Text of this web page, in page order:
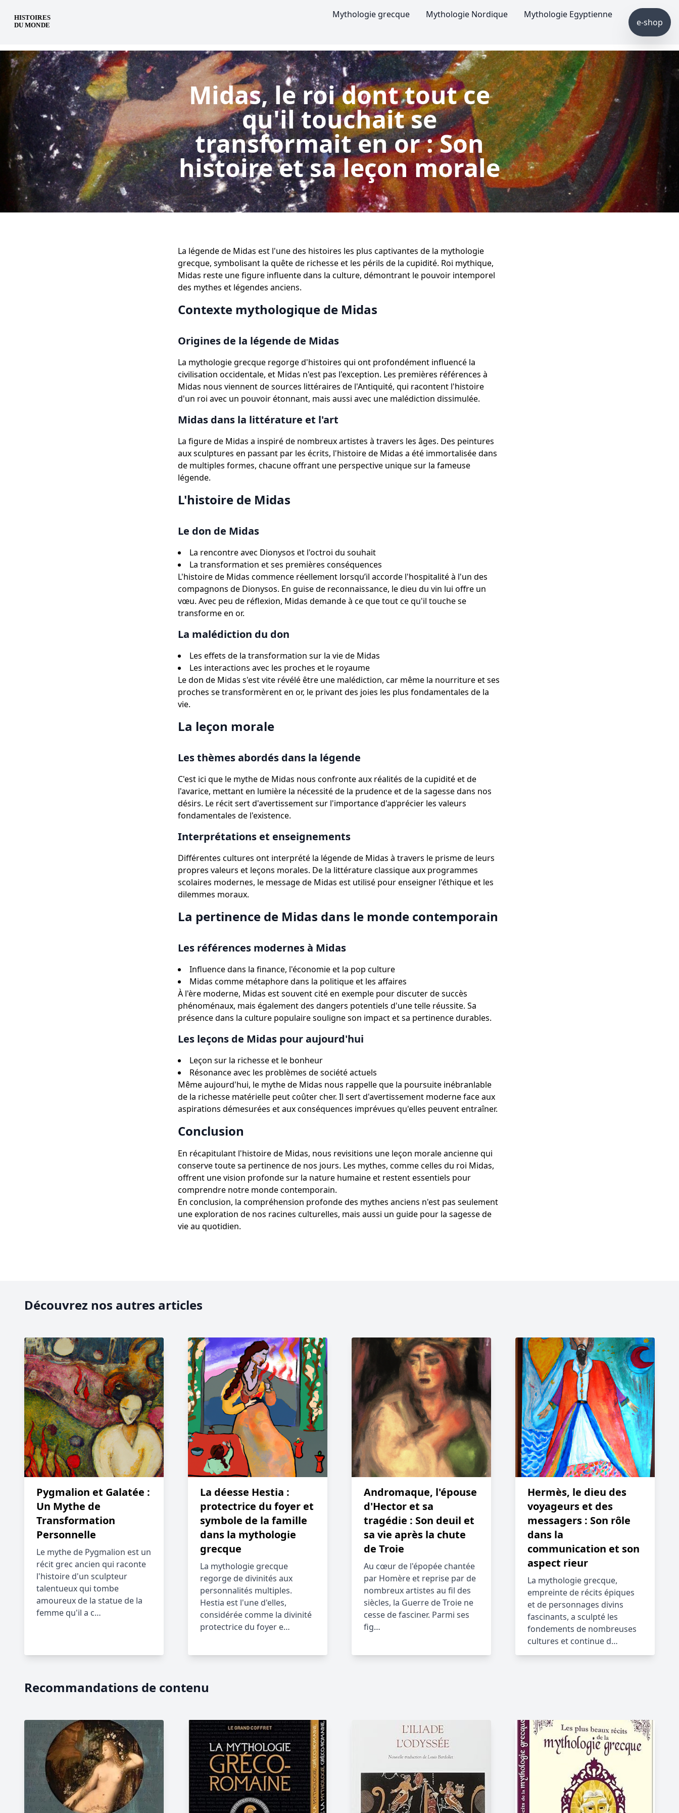
Mythologie grecque Mythologie Nordique Mythologie Egyptienne
e-shop
Midas, le roi dont tout ce
qu'il touchait se
transformait en or : Son
histoire et sa leçon morale
La légende de Midas est l'une des histoires les plus captivantes de la mythologie
grecque, symbolisant la quête de richesse et les périls de la cupidité. Roi mythique,
Midas reste une figure influente dans la culture, démontrant le pouvoir intemporel
des mythes et légendes anciens.
Contexte mythologique de Midas
Origines de la légende de Midas
La mythologie grecque regorge d'histoires qui ont profondément influencé la
civilisation occidentale, et Midas n'est pas l'exception. Les premières références à
Midas nous viennent de sources littéraires de l'Antiquité, qui racontent l'histoire
d'un roi avec un pouvoir étonnant, mais aussi avec une malédiction dissimulée.
Midas dans la littérature et l'art
La figure de Midas a inspiré de nombreux artistes à travers les âges. Des peintures
aux sculptures en passant par les écrits, l'histoire de Midas a été immortalisée dans
de multiples formes, chacune offrant une perspective unique sur la fameuse
légende.
L'histoire de Midas
Le don de Midas
La rencontre avec Dionysos et l'octroi du souhait
La transformation et ses premières conséquences
L'histoire de Midas commence réellement lorsqu’il accorde l'hospitalité à l'un des
compagnons de Dionysos. En guise de reconnaissance, le dieu du vin lui offre un
vœu. Avec peu de réflexion, Midas demande à ce que tout ce qu'il touche se
transforme en or.
La malédiction du don
Les effets de la transformation sur la vie de Midas
Les interactions avec les proches et le royaume
Le don de Midas s'est vite révélé être une malédiction, car même la nourriture et ses
proches se transformèrent en or, le privant des joies les plus fondamentales de la
vie.
La leçon morale
Les thèmes abordés dans la légende
C'est ici que le mythe de Midas nous confronte aux réalités de la cupidité et de
l'avarice, mettant en lumière la nécessité de la prudence et de la sagesse dans nos
désirs. Le récit sert d'avertissement sur l'importance d'apprécier les valeurs
fondamentales de l'existence.
Interprétations et enseignements
Différentes cultures ont interprété la légende de Midas à travers le prisme de leurs
propres valeurs et leçons morales. De la littérature classique aux programmes
scolaires modernes, le message de Midas est utilisé pour enseigner l'éthique et les
dilemmes moraux.
La pertinence de Midas dans le monde contemporain
Les références modernes à Midas
Influence dans la finance, l'économie et la pop culture
Midas comme métaphore dans la politique et les affaires
À l'ère moderne, Midas est souvent cité en exemple pour discuter de succès
phénoménaux, mais également des dangers potentiels d'une telle réussite. Sa
présence dans la culture populaire souligne son impact et sa pertinence durables.
Les leçons de Midas pour aujourd'hui
Leçon sur la richesse et le bonheur
Résonance avec les problèmes de société actuels
Même aujourd'hui, le mythe de Midas nous rappelle que la poursuite inébranlable
de la richesse matérielle peut coûter cher. Il sert d'avertissement moderne face aux
aspirations démesurées et aux conséquences imprévues qu'elles peuvent entraîner.
Conclusion
En récapitulant l'histoire de Midas, nous revisitions une leçon morale ancienne qui
conserve toute sa pertinence de nos jours. Les mythes, comme celles du roi Midas,
offrent une vision profonde sur la nature humaine et restent essentiels pour
comprendre notre monde contemporain.
En conclusion, la compréhension profonde des mythes anciens n'est pas seulement
une exploration de nos racines culturelles, mais aussi un guide pour la sagesse de
vie au quotidien.
Découvrez nos autres articles
Pygmalion et Galatée :
Un Mythe de
Transformation
Personnelle
Le mythe de Pygmalion est un
récit grec ancien qui raconte
l'histoire d'un sculpteur
talentueux qui tombe
amoureux de la statue de la
femme qu'il a c…
La déesse Hestia :
protectrice du foyer et
symbole de la famille
dans la mythologie
grecque
La mythologie grecque
regorge de divinités aux
personnalités multiples.
Hestia est l'une d'elles,
considérée comme la divinité
protectrice du foyer e…
Andromaque, l'épouse
d'Hector et sa
tragédie : Son deuil et
sa vie après la chute
de Troie
Au cœur de l'épopée chantée
par Homère et reprise par de
nombreux artistes au fil des
siècles, la Guerre de Troie ne
cesse de fasciner. Parmi ses
fig…
Hermès, le dieu des
voyageurs et des
messagers : Son rôle
dans la
communication et son
aspect rieur
La mythologie grecque,
empreinte de récits épiques
et de personnages divins
fascinants, a sculpté les
fondements de nombreuses
cultures et continue d…
Recommandations de contenu